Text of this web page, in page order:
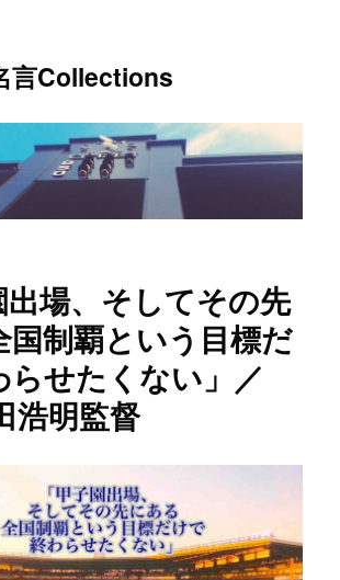
言Collections
出場、そしてその先
国制覇という目標だ
らせたくない」／
浩明監督